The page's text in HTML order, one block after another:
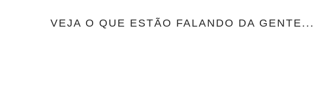
VEJA O QUE ESTÃO FALANDO DA GENTE...